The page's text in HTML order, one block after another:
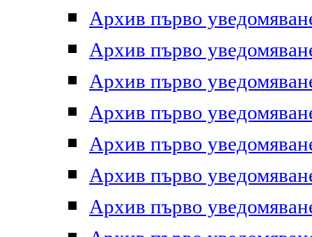
Архив първо
Архив първо
Архив първо
Архив първо
Архив първо
Архив първо
Архив първо